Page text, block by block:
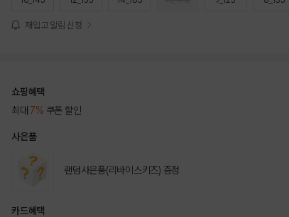
재입고 알림 신청
쇼핑혜택
최대 7% 쿠폰 할인
사은품
랜덤사은품(리바이스키즈) 증정
카드혜택